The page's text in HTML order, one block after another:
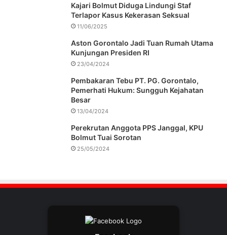
Kajari Bolmut Diduga Lindungi Staf
Terlapor Kasus Kekerasan Seksual
11/06/2025
Aston Gorontalo Jadi Tuan Rumah Utama
Kunjungan Presiden RI
23/04/2024
Pembakaran Tebu PT. PG. Gorontalo,
Pemerhati Hukum: Sungguh Kejahatan
Besar
13/04/2024
Perekrutan Anggota PPS Janggal, KPU
Bolmut Tuai Sorotan
25/05/2024